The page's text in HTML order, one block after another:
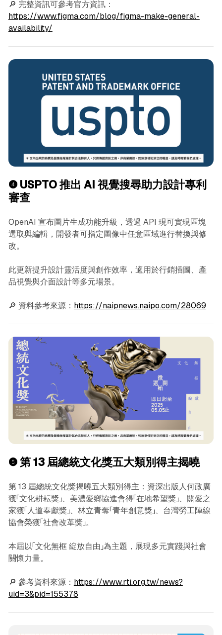
🔎 完整資訊可參考官方資訊：
https://www.figma.com/blog/figma-make-general-
availability/
❹USPTO 推出 AI 視覺搜尋助力設計專利
審查
OpenAI 宣布圖片生成功能升級，透過 API 現可實現區塊
選取與編輯，開發者可指定圖像中任意區域進行替換與修
改。
此更新提升設計靈活度與創作效率，適用於行銷插圖、產
品視覺與介面設計等多元場景。
🔎 資料參考來源： https://naipnews.naipo.com/28069
❺ 第 13 屆總統文化獎五大類別得主揭曉
第 13 屆總統文化獎揭曉五大類別得主：資深出版人何政廣
獲「文化耕耘獎」、美濃愛鄉協進會得「在地希望獎」、關愛之
家獲「人道奉獻獎」、林立青奪「青年創意獎」、台灣勞工陣線
協會榮獲「社會改革獎」。
本屆以「文化無框 綻放自由」為主題，展現多元實踐與社會
關懷力量。
🔎 參考資料來源： https://www.rti.org.tw/news?
uid=3&pid=155378